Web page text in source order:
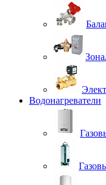
Водонагреватели